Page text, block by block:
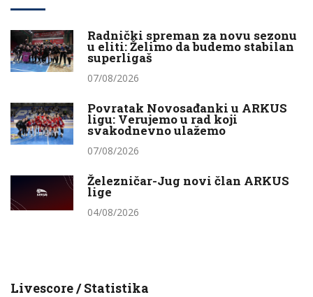
Radnički spreman za novu sezonu
u eliti: Želimo da budemo stabilan
superligaš
07/08/2026
Povratak Novosađanki u ARKUS
ligu: Verujemo u rad koji
svakodnevno ulažemo
07/08/2026
Železničar-Jug novi član ARKUS
lige
04/08/2026
Livescore / Statistika